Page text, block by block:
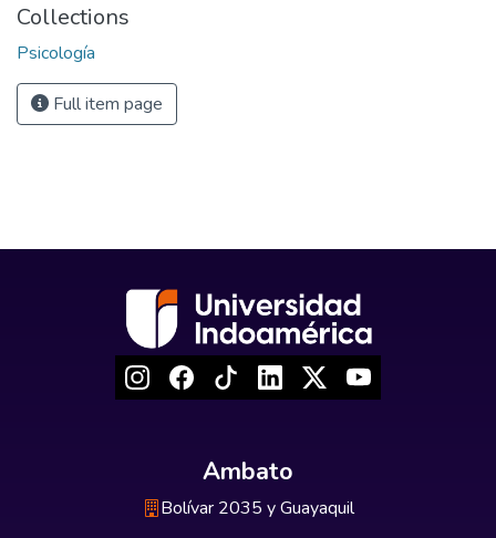
Collections
Psicología
Full item page
Ambato
Bolívar 2035 y Guayaquil